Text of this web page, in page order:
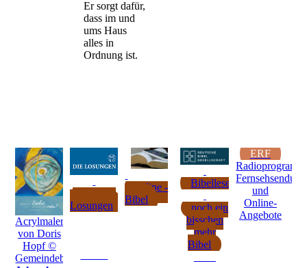
Er sorgt dafür,
dass im und
ums Haus
alles in
Ordnung ist.
Acrylmalerei
von Doris
Hopf ©
Gemeindebriefdruckerei.de
tägliche
Losungen
online -
Bibel
Bibellesepläne
noch ein
bisschen
mehr
Bibel
ERF
und
Online-
Angebote